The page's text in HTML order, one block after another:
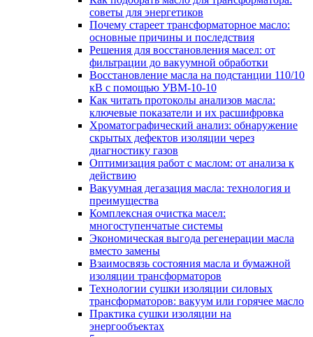
советы для энергетиков
Почему стареет трансформаторное масло:
основные причины и последствия
Решения для восстановления масел: от
фильтрации до вакуумной обработки
Восстановление масла на подстанции 110/10
кВ с помощью УВМ-10-10
Как читать протоколы анализов масла:
ключевые показатели и их расшифровка
Хроматографический анализ: обнаружение
скрытых дефектов изоляции через
диагностику газов
Оптимизация работ с маслом: от анализа к
действию
Вакуумная дегазация масла: технология и
преимущества
Комплексная очистка масел:
многоступенчатые системы
Экономическая выгода регенерации масла
вместо замены
Взаимосвязь состояния масла и бумажной
изоляции трансформаторов
Технологии сушки изоляции силовых
трансформаторов: вакуум или горячее масло
Практика сушки изоляции на
энергообъектах